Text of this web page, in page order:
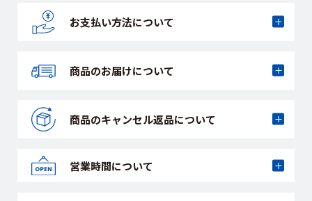
お支払い方法について
商品のお届けについて
商品のキャンセル返品について
営業時間について